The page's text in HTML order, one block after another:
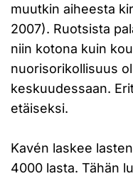
muutkin aiheesta
2007). Ruotsista
niin kotona kuin
nuorisorikollisuus
keskuudessaan.
etäiseksi.
Kavén laskee
4000 lasta. Tähän